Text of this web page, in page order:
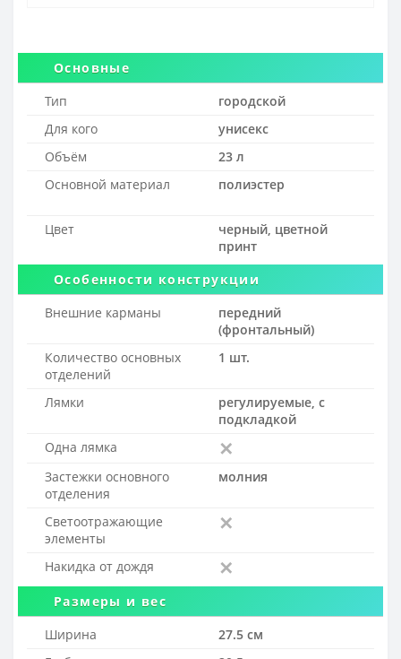
Основные
Тип
городской
Для кого
унисекс
Объём
23 л
Основной материал
полиэстер
Цвет
черный, цветной
принт
Особенности конструкции
Внешние карманы
передний
(фронтальный)
Количество основных
отделений
1 шт.
Лямки
регулируемые, с
подкладкой
Одна лямка
Застежки основного
отделения
молния
Светоотражающие
элементы
Накидка от дождя
Размеры и вес
Ширина
27.5 см